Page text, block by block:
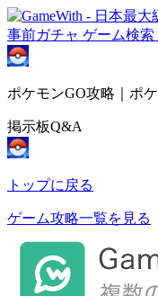
事前ガチャ ゲーム検索
ポケモンGO攻略｜ポ
掲示板Q&A
トップに戻る
ゲーム攻略一覧を見る